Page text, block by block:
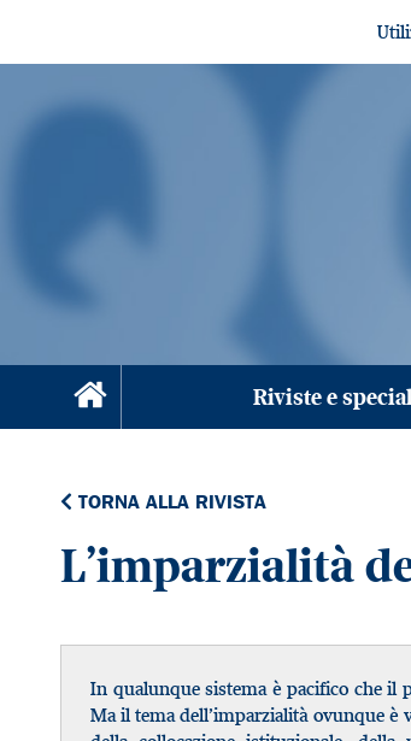
Riviste e
TORNA ALLA RIVISTA
L’imparzialità
In qualunque sistema è pacifico che il
Ma il tema dell’imparzialità ovunque